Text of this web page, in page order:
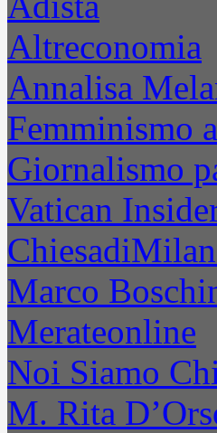
Altreconomia
Annalisa
Femminismo
Giornalismo
Vatican
Marco
Merateonline
Noi Siamo
M. Rita